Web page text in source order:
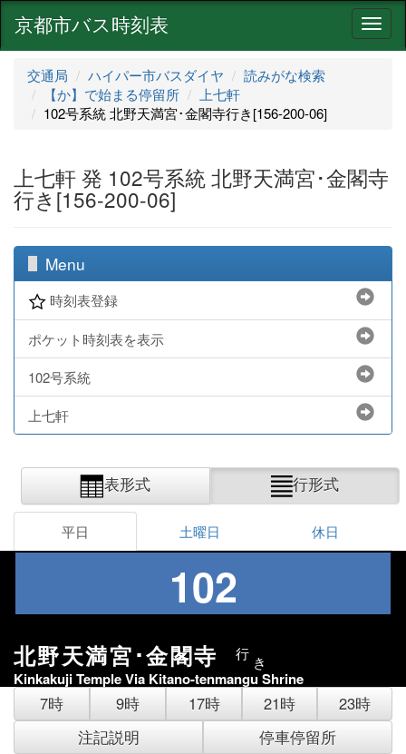
ナ
ビ
京都市バス時刻表
交通局 ハイパー市バスダイヤ
読みがな検索
【か】で始まる停留所
上七軒
102号系統 北野天満宮･金閣寺行き[156-200-06]
上七軒 発 102号系統 北野天満宮･金閣寺
行き[156-200-06]
Menu
時刻表登録
ポケット時刻表を表示
102号系統
上七軒
表形式 行形式
平日 土曜日 休日
102
北野天満宮･金閣寺 行 き
Kinkakuji Temple Via Kitano-tenmangu Shrine
7時 9時 17時 21時
23時
注記説明
停車停留所